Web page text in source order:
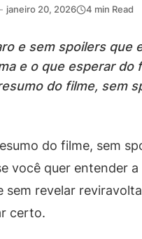
janeiro 20, 2026 4 min Read
e sem spoilers que
e o que esperar do
do filme, sem
do filme, sem
você quer entender a
sem revelar
certo.